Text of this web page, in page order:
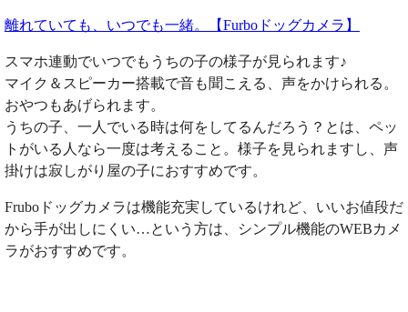
離れていても、いつでも一緒。【Furboドッグカメラ】
スマホ連動でいつでもうちの子の様子が見られます♪
マイク＆スピーカー搭載で音も聞こえる、声をかけられる。
おやつもあげられます。
うちの子、一人でいる時は何をしてるんだろう？とは、ペッ
トがいる人なら一度は考えること。様子を見られますし、声
掛けは寂しがり屋の子におすすめです。
Fruboドッグカメラは機能充実しているけれど、いいお値段だ
から手が出しにくい…という方は、シンプル機能のWEBカメ
ラがおすすめです。